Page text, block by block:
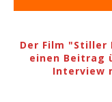
Der Film "Stiller
einen Beitrag
Interview